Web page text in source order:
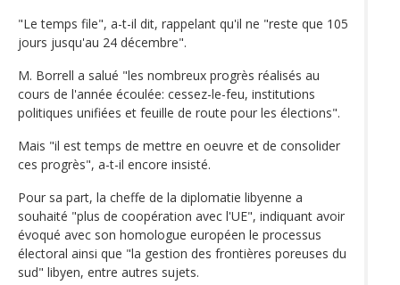
"Le temps file", a-t-il dit, rappelant qu'il ne "reste que 105
jours jusqu'au 24 décembre".
M. Borrell a salué "les nombreux progrès réalisés au
cours de l'année écoulée: cessez-le-feu, institutions
politiques unifiées et feuille de route pour les élections".
Mais "il est temps de mettre en oeuvre et de consolider
ces progrès", a-t-il encore insisté.
Pour sa part, la cheffe de la diplomatie libyenne a
souhaité "plus de coopération avec l'UE", indiquant avoir
évoqué avec son homologue européen le processus
électoral ainsi que "la gestion des frontières poreuses du
sud" libyen, entre autres sujets.